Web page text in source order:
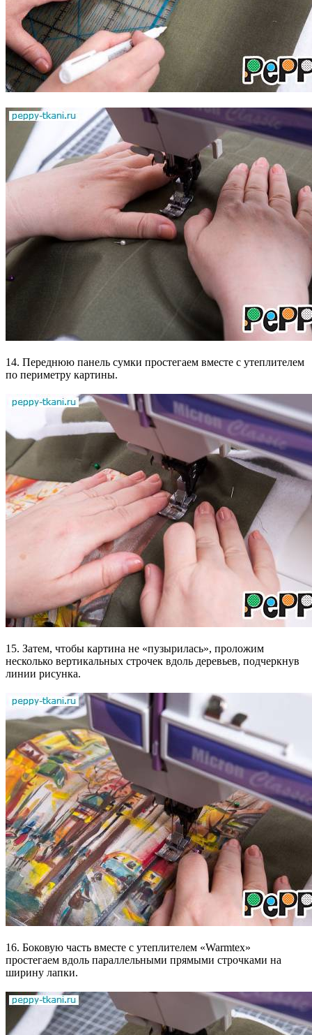
14. Переднюю панель сумки простегаем вместе с утеплителем
по периметру картины.
15. Затем, чтобы картина не «пузырилась», проложим
несколько вертикальных строчек вдоль деревьев, подчеркнув
линии рисунка.
16. Боковую часть вместе с утеплителем «Warmtex»
простегаем вдоль параллельными прямыми строчками на
ширину лапки.